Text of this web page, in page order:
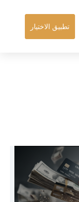
تطبيق الاختيار